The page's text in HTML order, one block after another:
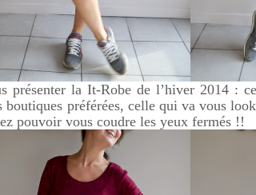
présenter la It-Robe de l’hiver 2014 :
boutiques préférées, celle qui va vous
pouvoir vous coudre les yeux fermés !!